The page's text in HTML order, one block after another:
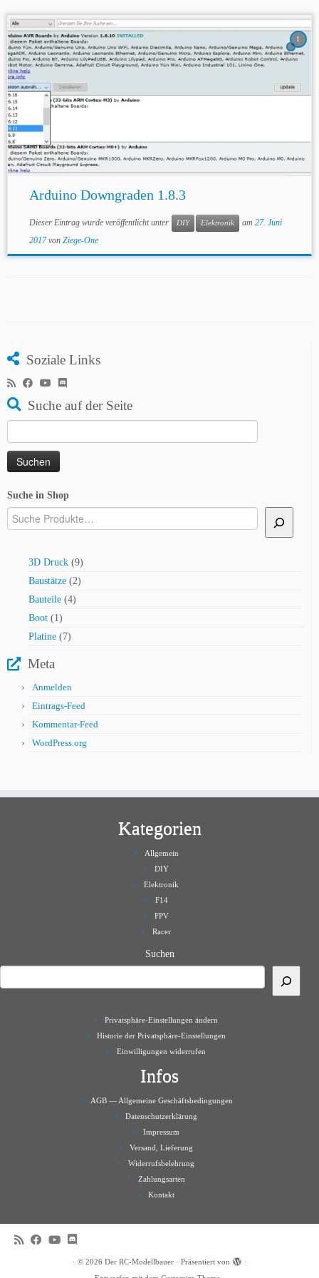
1
Arduino Downgraden 1.8.3
Dieser Eintrag wurde veröffentlicht unter DIY Elektronik am 27. Juni
2017 von Ziege-One
Soziale Links
Suche auf der Seite
nach:
Suche in Shop
3D Druck 99
Produkte
Baustätze 22
Bauteile 44
Boot 11
Produkt
Platine 77
Meta
Anmelden
Eintrags-Feed
Kommentar-Feed
WordPress.org
Kategorien
Allgemein
DIY
Elektronik
F14
FPV
Racer
Suchen
Privatsphäre-Einstellungen ändern
Historie der Privatsphäre-Einstellungen
Einwilligungen widerrufen
Infos
AGB — Allgemeine Geschäftsbedingungen
Datenschutzerklärung
Impressum
Versand, Lieferung
Widerrufsbelehrung
Zahlungsarten
Kontakt
· © 2026 Der RC-Modellbauer· Präsentiert von
·